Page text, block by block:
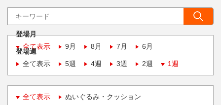
登場月
全て表示
9月 8月 7月 6月
登場週
全て表示
5週 4週 3週 2週 1週
全て表示 ぬいぐるみ・クッション